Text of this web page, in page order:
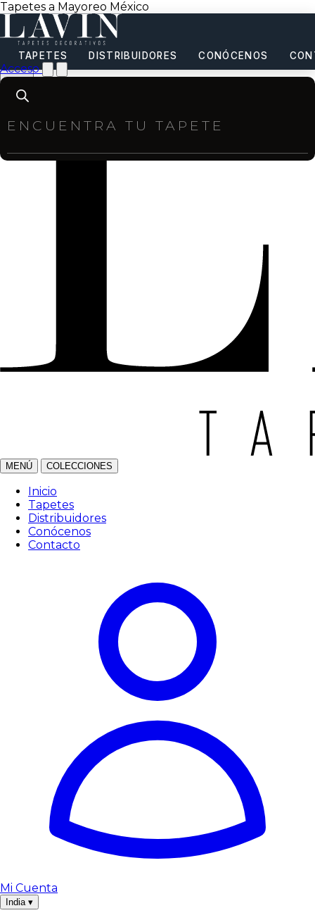
Tapetes a Mayoreo México
TAPETES DISTRIBUIDORES CONÓCENOS
Acceso
Products
search
MENÚ COLECCIONES
Inicio
Tapetes
Distribuidores
Conócenos
Contacto
Mi Cuenta
India ▾